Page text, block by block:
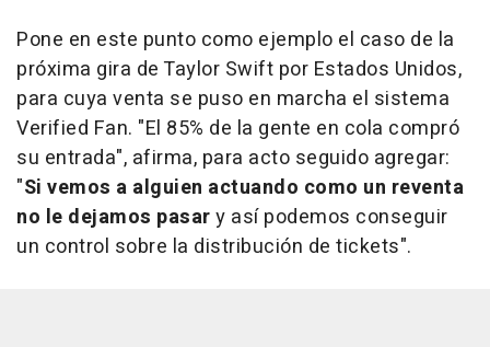
Pone en este punto como ejemplo el caso de la
próxima gira de Taylor Swift por Estados Unidos,
para cuya venta se puso en marcha el sistema
Verified Fan. "El 85% de la gente en cola compró
su entrada", afirma, para acto seguido agregar:
"Si vemos a alguien actuando como un reventa
no le dejamos pasary así podemos conseguir
un control sobre la distribución de tickets".